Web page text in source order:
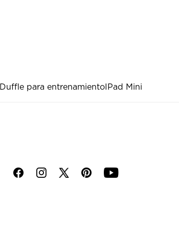
Duffle para entrenamiento IPad Mini
f i p y